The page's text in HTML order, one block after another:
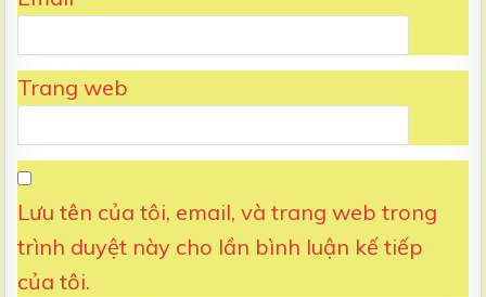
Trang web
Lưu tên của tôi, email, và trang web trong
trình duyệt này cho lần bình luận kế tiếp
của tôi.